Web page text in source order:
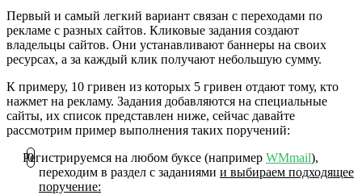
Первый и самый легкий вариант связан с переходами по
рекламе с разных сайтов. Кликовые задания создают
владельцы сайтов. Они устанавливают баннеры на своих
ресурсах, а за каждый клик получают небольшую сумму.
К примеру, 10 гривен из которых 5 гривен отдают тому, кто
нажмет на рекламу. Задания добавляются на специальные
сайты, их список представлен ниже, сейчас давайте
рассмотрим пример выполнения таких поручений:
Регистрируемся на любом буксе (например WMmail),
переходим в раздел с заданиями и выбираем подходящее
поручение: